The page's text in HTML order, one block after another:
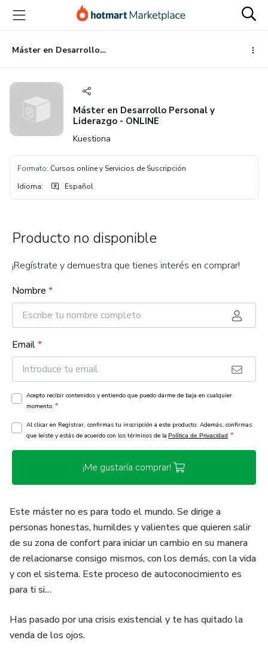
principal
página
de
página
Máster en Desarrollo Personal y Liderazgo - ONLINE
Máster en Desarrollo Personal y
Liderazgo - ONLINE
Kuestiona
Formato: Cursos online y Servicios de Suscripción
Idioma: Español
Producto no disponible
¡Regístrate y demuestra que tienes interés en comprar!
Nombre *
Email*
Acepto recibir contenidos y entiendo que puedo darme de baja en cualquier
momento. *
Al clicar en Registrar, confirmas tu inscripción a este producto. Además, confirmas
que leíste y estás de acuerdo con los términos de la Política de Privacidad *
¡Me gustaría comprar!
Este máster no es para todo el mundo. Se dirige a
personas honestas, humildes y valientes que quieren salir
de su zona de confort para iniciar un cambio en su manera
de relacionarse consigo mismos, con los demás, con la vida
y con el sistema. Este proceso de autoconocimiento es
para ti si…
Has pasado por una crisis existencial y te has quitado la
venda de los ojos.